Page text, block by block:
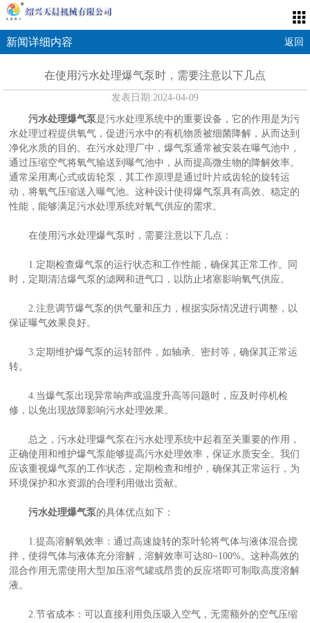
产
新闻详细内容 返回
在使用污水处理爆气泵时，需要注意以下几点
发表日期:2024-04-09
污水处理爆气泵是污水处理系统中的重要设备，它的作用是为污
水处理过程提供氧气，促进污水中的有机物质被细菌降解，从而达到
净化水质的目的。在污水处理厂中，爆气泵通常被安装在曝气池中，
通过压缩空气将氧气输送到曝气池中，从而提高微生物的降解效率。
通常采用离心式或齿轮泵，其工作原理是通过叶片或齿轮的旋转运
动，将氧气压缩送入曝气池。这种设计使得爆气泵具有高效、稳定的
性能，能够满足污水处理系统对氧气供应的需求。
在使用污水处理爆气泵时，需要注意以下几点：
1.定期检查爆气泵的运行状态和工作性能，确保其正常工作。同
时，定期清洁爆气泵的滤网和进气口，以防止堵塞影响氧气供应。
2.注意调节爆气泵的供气量和压力，根据实际情况进行调整，以
保证曝气效果良好。
3.定期维护爆气泵的运转部件，如轴承、密封等，确保其正常运
转。
4.当爆气泵出现异常响声或温度升高等问题时，应及时停机检
修，以免出现故障影响污水处理效果。
总之，污水处理爆气泵在污水处理系统中起着至关重要的作用，
正确使用和维护爆气泵能够提高污水处理效率，保证水质安全。我们
应该重视爆气泵的工作状态，定期检查和维护，确保其正常运行，为
环境保护和水资源的合理利用做出贡献。
污水处理爆气泵的具体优点如下：
1.提高溶解氧效率：通过高速旋转的泵叶轮将气体与液体混合搅
拌，使得气体与液体充分溶解，溶解效率可达80~100%。这种高效的
混合作用无需使用大型加压溶气罐或昂贵的反应塔即可制取高度溶解
液。
2.节省成本：可以直接利用负压吸入空气，无需额外的空气压缩